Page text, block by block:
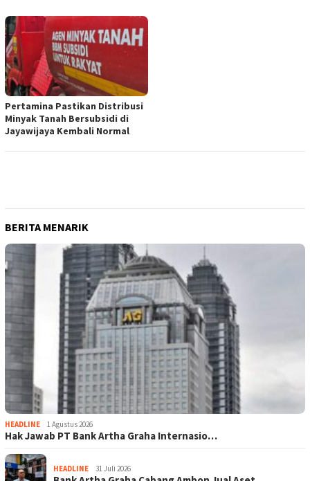
Pertamina Pastikan Distribusi
Minyak Tanah Bersubsidi di
Jayawijaya Kembali Normal
BERITA MENARIK
HEADLINE 1 Agustus 2026
Hak Jawab PT Bank Artha Graha Internasio…
HEADLINE 31 Juli 2026